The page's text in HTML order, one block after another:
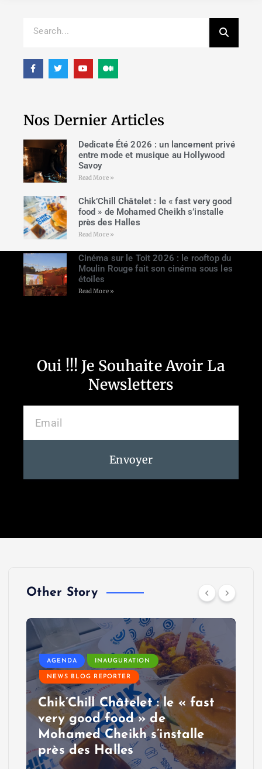
Nos Dernier Articles
Dedicate Été 2026 : un lancement privé
entre mode et musique au Hollywood
Savoy
Read More »
Chik’Chill Châtelet : le « fast very good
food » de Mohamed Cheikh s’installe
près des Halles
Read More »
Cinéma sur le Toit 2026 : le rooftop du
Moulin Rouge fait son cinéma sous les
étoiles
Read More »
Oui !!! Je Souhaite Avoir La
Newsletters
Envoyer
Other Story
AGENDA INAUGURATION
NEWS BLOG REPORTER
Chik’Chill Châtelet : le « fast
very good food » de
Mohamed Cheikh s’installe
près des Halles